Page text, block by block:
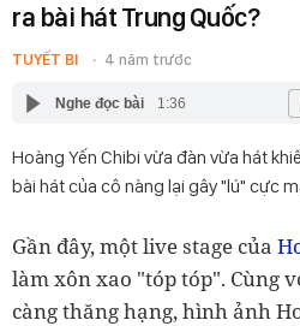
ra bài hát Trung Quốc?
TUYẾT BI 4 năm trước
Nghe đọc bài 1:36
Hoàng Yến Chibi vừa đàn vừa hát
bài hát của cô nàng lại gây "lú" cực
Gần đây, một live stage của
làm xôn xao "tóp tóp". Cùng
càng thăng hạng, hình ảnh